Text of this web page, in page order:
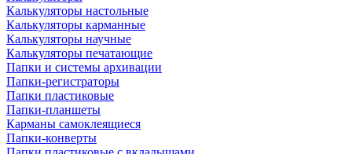
Калькуляторы настольные
Калькуляторы карманные
Калькуляторы научные
Калькуляторы печатающие
Папки и системы архивации
Папки-регистраторы
Папки пластиковые
Папки-планшеты
Карманы самоклеящиеся
Папки-конверты